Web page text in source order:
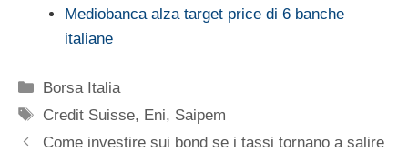
Mediobanca alza target price di 6 banche
italiane
Categorie
Borsa Italia
Tag
Credit Suisse, Eni, Saipem
Come investire sui bond se i tassi tornano a salire